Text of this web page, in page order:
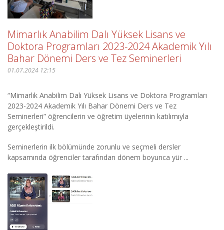
Mimarlık Anabilim Dalı Yüksek Lisans ve
Doktora Programları 2023-2024 Akademik Yılı
Bahar Dönemi Ders ve Tez Seminerleri
01.07.2024 12:15
“Mimarlık Anabilim Dalı Yüksek Lisans ve Doktora Programları
2023-2024 Akademik Yılı Bahar Dönemi Ders ve Tez
Seminerleri” öğrencilerin ve öğretim üyelerinin katılımıyla
gerçekleştirildi.
Seminerlerin ilk bölümünde zorunlu ve seçmeli dersler
kapsamında öğrenciler tarafından dönem boyunca yür ...